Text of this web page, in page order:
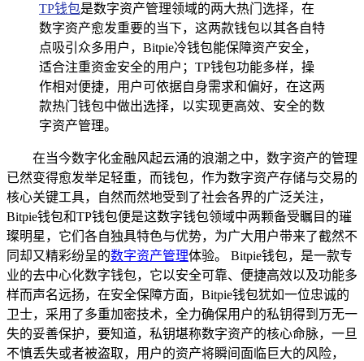
TP钱包是数字资产管理领域的两大热门选择，在
数字资产愈发重要的当下，这两款钱包以其各自特
点吸引众多用户，Bitpie冷钱包能保障资产安全，
适合注重资金安全的用户；TP钱包功能多样，操
作相对便捷，用户可依据自身需求和偏好，在这两
款热门钱包中做出选择，以实现更高效、安全的数
字资产管理。
在当今数字化金融风起云涌的浪潮之中，数字资产的管理
已然变得愈发举足轻重，而钱包，作为数字资产存储与交易的
核心关键工具，自然而然地受到了社会各界的广泛关注，
Bitpie钱包和TP钱包便是这数字钱包领域中两颗备受瞩目的璀
璨明星，它们各自独具特色与优势，为广大用户带来了截然不
同却又精彩纷呈的数字资产管理体验。 Bitpie钱包，是一款专
业的去中心化数字钱包，它以安全可靠、便捷高效以及功能多
样而声名远扬，在安全保障方面，Bitpie钱包犹如一位忠诚的
卫士，采用了多重加密技术，全力确保用户的私钥得到万无一
失的妥善保护，要知道，私钥堪称数字资产的核心命脉，一旦
不慎丢失或者被盗取，用户的资产将瞬间面临巨大的风险，